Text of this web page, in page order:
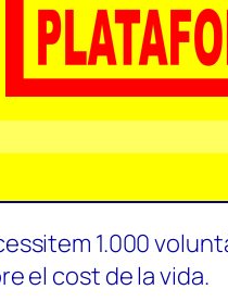
1.000
el cost de la vida.